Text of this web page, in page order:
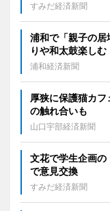
すみだ経済新聞
浦和で「親子の
りや和太鼓楽しむ
浦和経済新聞
厚狭に保護猫カ
の触れ合いも
山口宇部経済新聞
文花で学生企画
で意見交換
すみだ経済新聞